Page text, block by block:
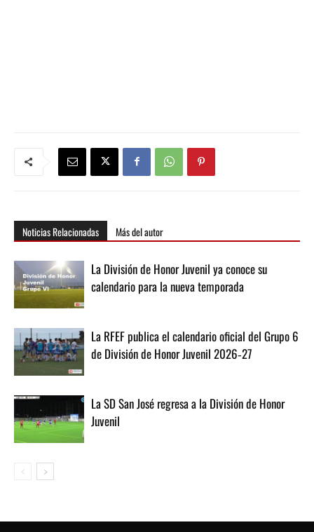
Noticias Relacionadas Más del autor
La División de Honor Juvenil ya conoce su
calendario para la nueva temporada
La RFEF publica el calendario oficial del Grupo 6
de División de Honor Juvenil 2026‑27
La SD San José regresa a la División de Honor
Juvenil